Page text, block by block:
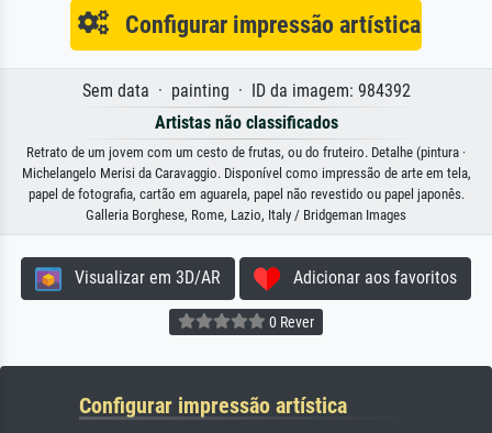
Configurar impressão artística
Sem data · painting · ID da imagem: 984392
Artistas não classificados
Retrato de um jovem com um cesto de frutas, ou do fruteiro. Detalhe (pintura ·
Michelangelo Merisi da Caravaggio. Disponível como impressão de arte em tela,
papel de fotografia, cartão em aguarela, papel não revestido ou papel japonês.
Galleria Borghese, Rome, Lazio, Italy / Bridgeman Images
Visualizar em 3D/AR Adicionar aos favoritos
0 Rever
Configurar impressão artística